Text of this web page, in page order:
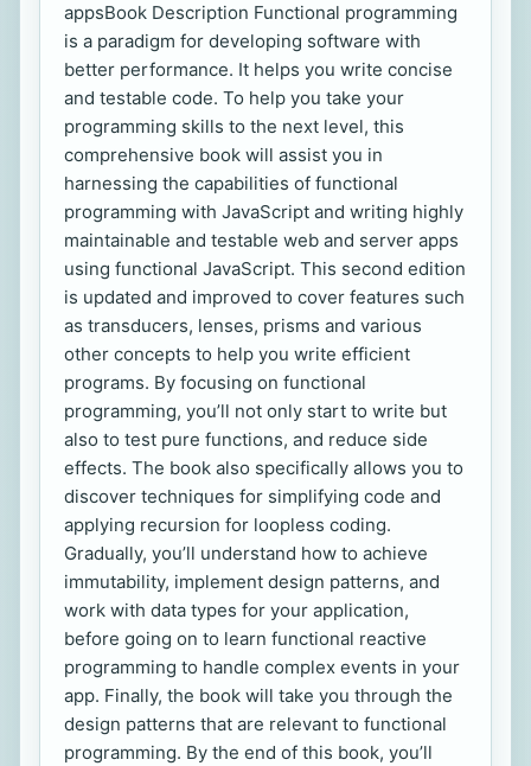
appsBook Description Functional programming
is a paradigm for developing software with
better performance. It helps you write concise
and testable code. To help you take your
programming skills to the next level, this
comprehensive book will assist you in
harnessing the capabilities of functional
programming with JavaScript and writing highly
maintainable and testable web and server apps
using functional JavaScript. This second edition
is updated and improved to cover features such
as transducers, lenses, prisms and various
other concepts to help you write efficient
programs. By focusing on functional
programming, you’ll not only start to write but
also to test pure functions, and reduce side
effects. The book also specifically allows you to
discover techniques for simplifying code and
applying recursion for loopless coding.
Gradually, you’ll understand how to achieve
immutability, implement design patterns, and
work with data types for your application,
before going on to learn functional reactive
programming to handle complex events in your
app. Finally, the book will take you through the
design patterns that are relevant to functional
programming. By the end of this book, you’ll